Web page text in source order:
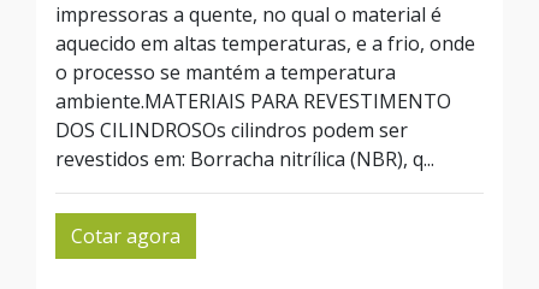
impressoras a quente, no qual o material é
aquecido em altas temperaturas, e a frio, onde
o processo se mantém a temperatura
ambiente.MATERIAIS PARA REVESTIMENTO
DOS CILINDROSOs cilindros podem ser
revestidos em: Borracha nitrílica (NBR), q...
Cotar agora